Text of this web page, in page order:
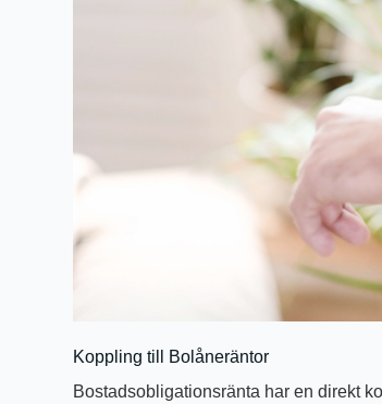
Koppling till Bolåneräntor
Bostadsobligationsränta har en direkt